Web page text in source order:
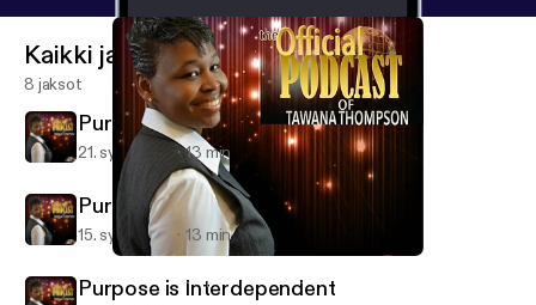
Tawana Thompson Ministries
Kaikki jaksot
8 jaksot
Purpose is Resilient
21. syys 2015 13 min
Purpose is Permanent
15. syys 2015 13 min
Purpose is Interdependent